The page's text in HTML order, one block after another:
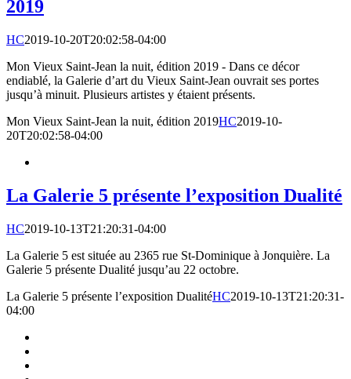
2019
HC2019-10-20T20:02:58-04:00
Mon Vieux Saint-Jean la nuit, édition 2019 - Dans ce décor
endiablé, la Galerie d’art du Vieux Saint-Jean ouvrait ses portes
jusqu’à minuit. Plusieurs artistes y étaient présents.
Mon Vieux Saint-Jean la nuit, édition 2019HC2019-10-
20T20:02:58-04:00
La Galerie 5 présente l’exposition Dualité
HC2019-10-13T21:20:31-04:00
La Galerie 5 est située au 2365 rue St-Dominique à Jonquière. La
Galerie 5 présente Dualité jusqu’au 22 octobre.
La Galerie 5 présente l’exposition DualitéHC2019-10-13T21:20:31-
04:00